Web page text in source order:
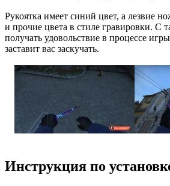
Рукоятка имеет синий цвет, а лезвие
и прочие цвета в стиле гравировки. С
получать удовольствие в процессе
заставит вас заскучать.
Инструкция по